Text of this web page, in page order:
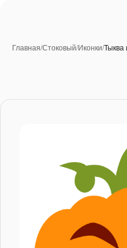
Главная/Стоковый/Иконки/Тыква